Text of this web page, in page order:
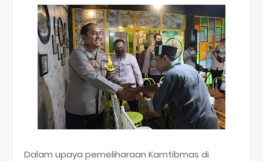
Dalam upaya pemeliharaan Kamtibmas di